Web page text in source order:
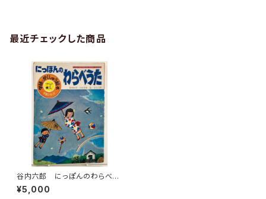
最近チェックした商品
谷内六郎 にっぽんのわらべう
た 指導監修・中田喜直 発行
年不明 学習研究社刊
¥5,000